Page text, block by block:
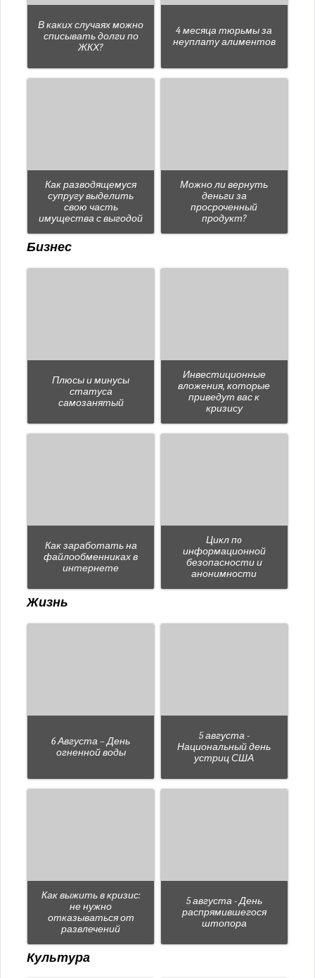
В каких случаях можно
списывать долги по
ЖКХ?
4 месяца тюрьмы за
неуплату алиментов
Как разводящемуся
супругу выделить
свою часть
имущества с выгодой
Можно ли вернуть
деньги за
просроченный
продукт?
Бизнес
Плюсы и минусы
статуса
самозанятый
Инвестиционные
вложения, которые
приведут вас к
кризису
Как заработать на
файлообменниках в
интернете
Цикл пo
информационной
безопасности и
анонимности
Жизнь
6 Августа – День
огненной воды
5 августа -
Национальный день
устриц США
Как выжить в кризис:
не нужно
отказываться от
развлечений
5 августа - День
распрямившегося
штопора
Культура